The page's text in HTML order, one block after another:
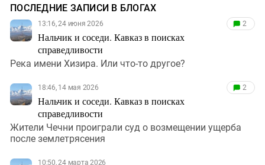
ПОСЛЕДНИЕ ЗАПИСИ В БЛОГАХ
13:16, 24 июня 2026
Нальчик и соседи. Кавказ в поисках
справедливости
2
Река имени Хизира. Или что-то другое?
18:46, 14 мая 2026
Нальчик и соседи. Кавказ в поисках
справедливости
2
Жители Чечни проиграли суд о возмещении ущерба
после землетрясения
10:50, 24 марта 2026